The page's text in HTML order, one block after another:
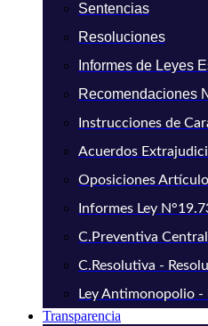
Sentencias
Resoluciones
Informes de Leyes
Recomendaciones
Instrucciones de
Acuerdos
Oposiciones
Informes Ley
C.Preventiva
C.Resolutiva -
Ley Antimonopolio -
Transparencia